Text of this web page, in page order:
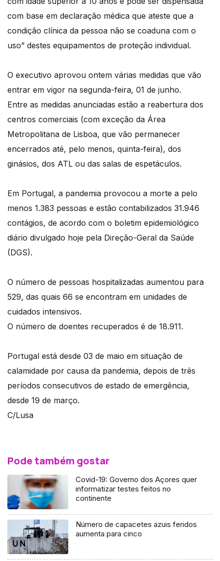
com base em declaração médica que ateste que a
condição clínica da pessoa não se coaduna com o
uso” destes equipamentos de proteção individual.
O executivo aprovou ontem várias medidas que vão
entrar em vigor na segunda-feira, 01 de junho.
Entre as medidas anunciadas estão a reabertura dos
centros comerciais (com exceção da Área
Metropolitana de Lisboa, que vão permanecer
encerrados até, pelo menos, quinta-feira), dos
ginásios, dos ATL ou das salas de espetáculos.
Em Portugal, a pandemia provocou a morte a pelo
menos 1.383 pessoas e estão contabilizados 31.946
contágios, de acordo com o boletim epidemiológico
diário divulgado hoje pela Direção-Geral da Saúde
(DGS).
O número de pessoas hospitalizadas aumentou para
529, das quais 66 se encontram em unidades de
cuidados intensivos.
O número de doentes recuperados é de 18.911.
Portugal está desde 03 de maio em situação de
calamidade por causa da pandemia, depois de três
períodos consecutivos de estado de emergência,
desde 19 de março.
C/Lusa
Pode também gostar
Covid-19: Governo dos Açores quer
informatizar testes feitos no
continente
Número de capacetes azuis feridos
aumenta para cinco